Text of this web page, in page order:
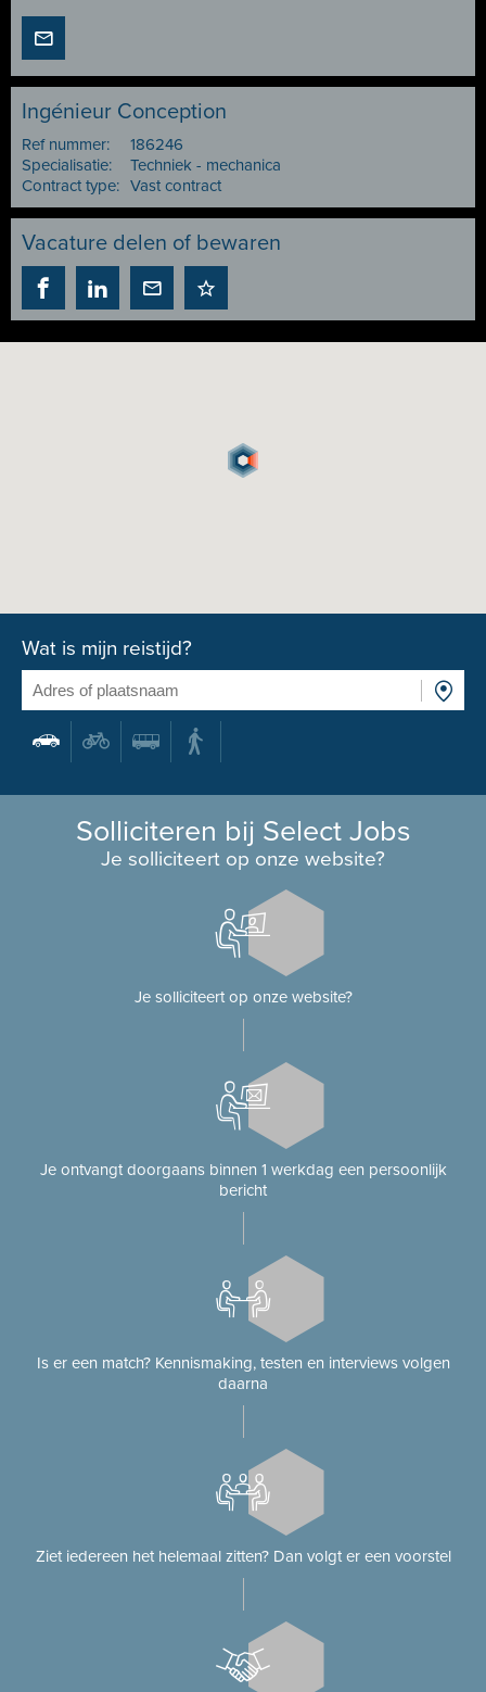
Ingénieur Conception
Ref nummer:
186246
Specialisatie:
Techniek - mechanica
Contract type: Vast contract
Vacature delen of bewaren
Wat is mijn reistijd?
Solliciteren bij Select Jobs
Je solliciteert op onze website?
Je solliciteert op onze website?
Je ontvangt doorgaans binnen 1 werkdag een persoonlijk
bericht
Is er een match? Kennismaking, testen en interviews volgen
daarna
Ziet iedereen het helemaal zitten? Dan volgt er een voorstel